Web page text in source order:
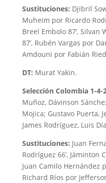
Sustituciones: Djibril
Muheim por Ricardo
Breel Embolo 87’,
87’, Rubén Vargas por
Amdouni por Fabián
DT: Murat Yakin.
Selección Colombia 1-4-
Muñoz, Dávinson
Mojica; Gustavo Puerta,
James Rodríguez, Luis
Sustituciones: Juan
Rodríguez 66’, Jáminton
Juan Camilo Hernández
Richard Ríos por